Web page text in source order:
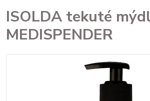
ISOLDA tekuté
MEDISPENDER